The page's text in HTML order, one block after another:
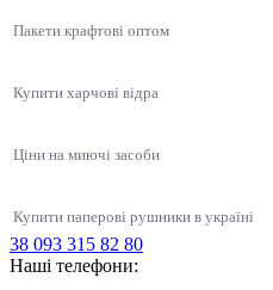
Пакети крафтові оптом
Купити харчові відра
Ціни на миючі засоби
Купити паперові рушники в україні
Лотки алюмінієві
Упаковка для суші, соусів, WOK
Продукти HoReCa
Білизна відбілювач TezaT, 1 л
Суші бокс матеріал PS
38 093 315 82 80
Наші телефони: